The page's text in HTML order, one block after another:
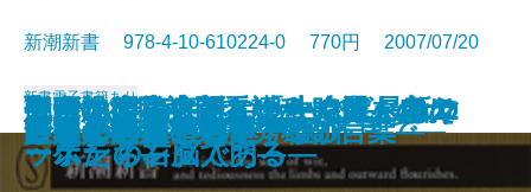
ニッポン最古巡礼
脱DNA宣言―新しい生命観へ向け
て―
本格保守宣言
日本カジノ戦略
いつまでもデブと思うなよ
男はつらいらしい
大帝没後―大正という時代を考え
る―
ロック・フェスティバル
母の介護―102歳で看取るまで―
邦画の昭和史―スターで選ぶDVD
100本―
新潮新書 978-4-10-610224-0 770円 2007/07/20
新書電子書籍あり
医療の限界
いじめの構造
売れないのは誰のせい？―最新マ
ーケティング入門―
とてつもない日本
コテコテ論序説―「なんば」はニ
ッポンの右脳である―
日本人の足を速くする
人間を磨く
聖路加病院訪問看護科―11人のナ
ースたち―
人生の鍛錬―小林秀雄の言葉―
できる会社の社是・社訓